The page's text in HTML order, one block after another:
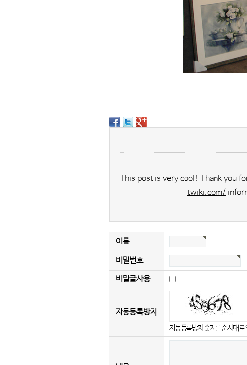
This post is very cool! Thank you
twiki.com/
이름
비밀번호
비밀글사용
자동등록방지
자동등록방지 숫자를 순서대로